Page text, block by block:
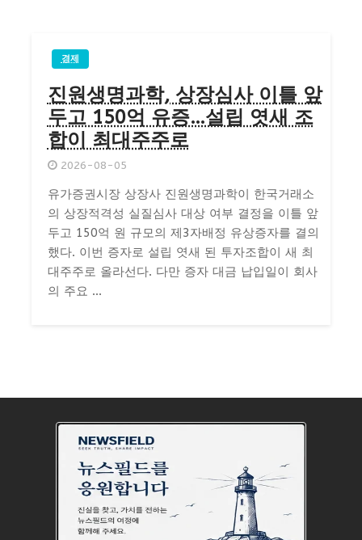
경제
진원생명과학, 상장심사 이틀 앞
두고 150억 유증…설립 엿새 조
합이 최대주주로
2026-08-05
유가증권시장 상장사 진원생명과학이 한국거래소
의 상장적격성 실질심사 대상 여부 결정을 이틀 앞
두고 150억 원 규모의 제3자배정 유상증자를 결의
했다. 이번 증자로 설립 엿새 된 투자조합이 새 최
대주주로 올라선다. 다만 증자 대금 납입일이 회사
의 주요 ...